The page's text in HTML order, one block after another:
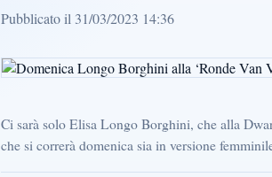
Pubblicato il 31/03/2023 14:36
Ci sarà solo Elisa Longo Borghini, che alla
che si correrà domenica sia in versione